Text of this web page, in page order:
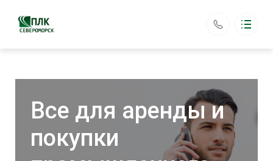
Основная навигация
Доставка
Возврат
plkseveromorsk@yandex.ru
+7 (903) 187-87-78
Все для аренды и
покупки